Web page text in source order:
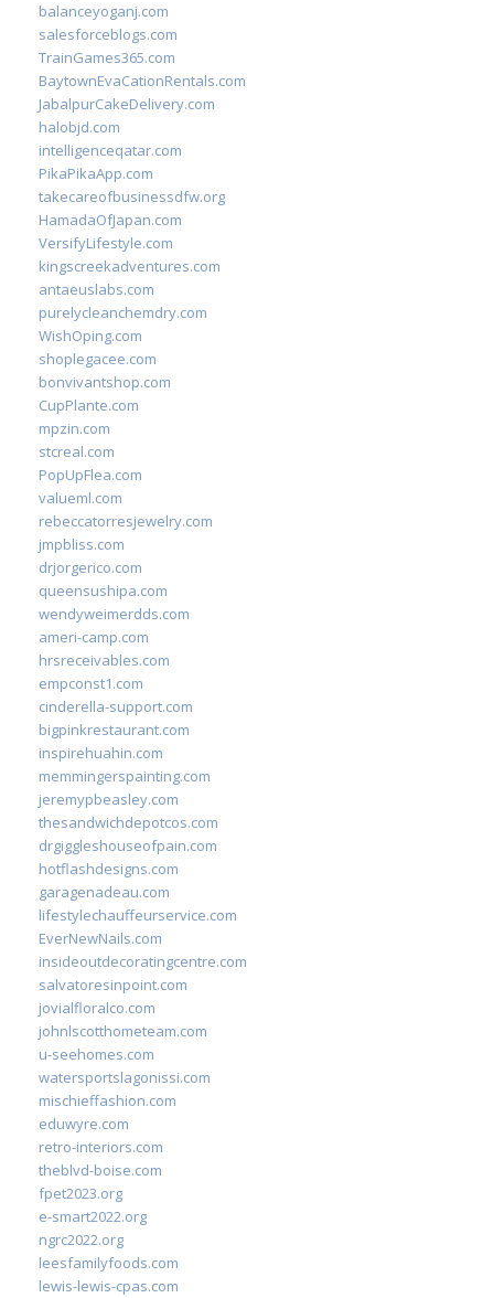
balanceyoganj.com
salesforceblogs.com
TrainGames365.com
BaytownEvaCationRentals.com
JabalpurCakeDelivery.com
halobjd.com
intelligenceqatar.com
PikaPikaApp.com
takecareofbusinessdfw.org
HamadaOfJapan.com
VersifyLifestyle.com
kingscreekadventures.com
antaeuslabs.com
purelycleanchemdry.com
WishOping.com
shoplegacee.com
bonvivantshop.com
CupPlante.com
mpzin.com
stcreal.com
PopUpFlea.com
valueml.com
rebeccatorresjewelry.com
jmpbliss.com
drjorgerico.com
queensushipa.com
wendyweimerdds.com
ameri-camp.com
hrsreceivables.com
empconst1.com
cinderella-support.com
bigpinkrestaurant.com
inspirehuahin.com
memmingerspainting.com
jeremypbeasley.com
thesandwichdepotcos.com
drgiggleshouseofpain.com
hotflashdesigns.com
garagenadeau.com
lifestylechauffeurservice.com
EverNewNails.com
insideoutdecoratingcentre.com
salvatoresinpoint.com
jovialfloralco.com
johnlscotthometeam.com
u-seehomes.com
watersportslagonissi.com
mischieffashion.com
eduwyre.com
retro-interiors.com
theblvd-boise.com
fpet2023.org
e-smart2022.org
ngrc2022.org
leesfamilyfoods.com
lewis-lewis-cpas.com